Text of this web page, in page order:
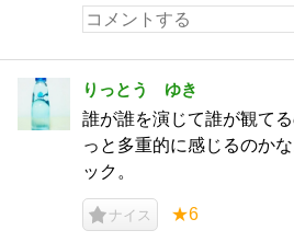
りっとう ゆき
誰が誰を演じて誰が観て
っと多重的に感じるのか
ック。
ナイス ★6